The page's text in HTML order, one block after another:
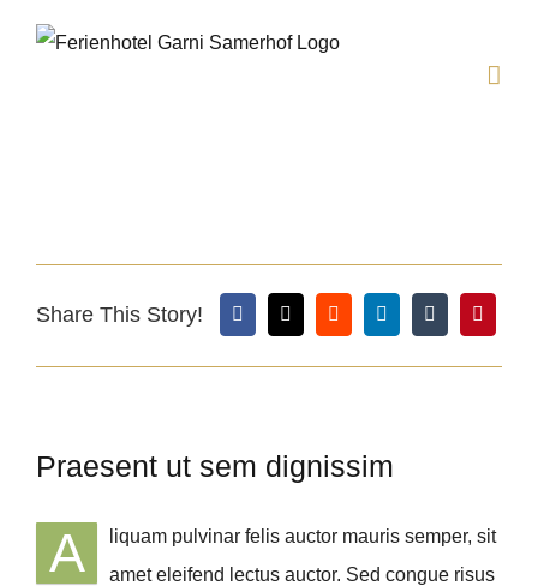
Bild
Share This Story!
Praesent ut sem dignissim
A
liquam pulvinar felis auctor mauris semper, sit
amet eleifend lectus auctor. Sed congue risus